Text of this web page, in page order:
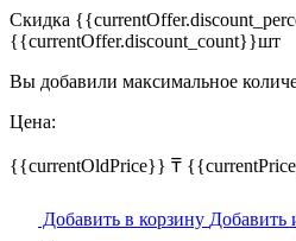
Скидка
{{currentOffer.discount_count}}шт
Вы добавили максимальное
Цена:
{{currentOldPrice}} ₸
Добавить в корзину Добавить